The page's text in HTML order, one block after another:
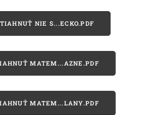
NIE S...ECKO.PDF
MATEM...AZNE.PDF
MATEM...LANY.PDF